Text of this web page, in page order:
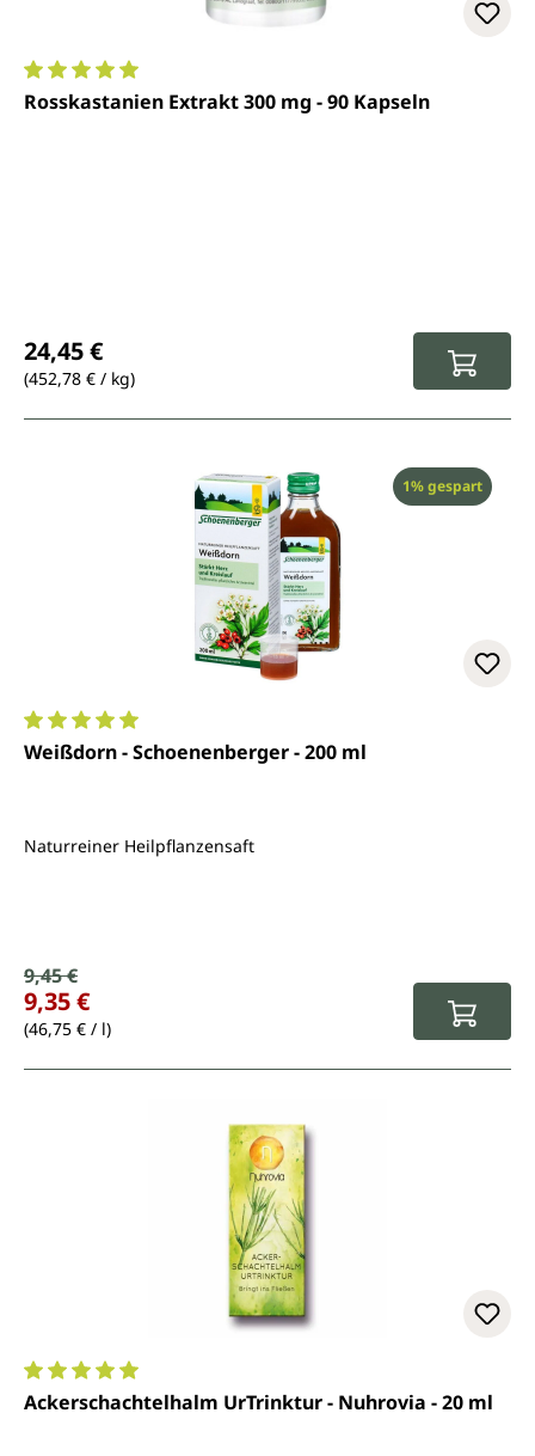
Durchschnittliche Bewertung von 5 von 5 Sternen
Rosskastanien Extrakt 300 mg - 90 Kapseln
24,45 €
(452,78 € / kg)
Rabatt
1% gespart
Durchschnittliche Bewertung von 5 von 5 Sternen
Weißdorn - Schoenenberger - 200 ml
Naturreiner Heilpflanzensaft
Verkaufspreis:
Regulärer Preis:
9,45 €
9,35 €
(46,75 € / l)
Durchschnittliche Bewertung von 5 von 5 Sternen
Ackerschachtelhalm UrTrinktur - Nuhrovia - 20 ml